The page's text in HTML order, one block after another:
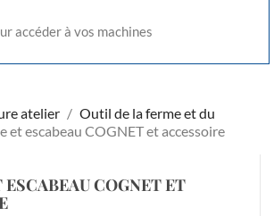
accéder à vos machines
atelier
Outil de la ferme et du
et escabeau COGNET et accessoire
COGNET ET